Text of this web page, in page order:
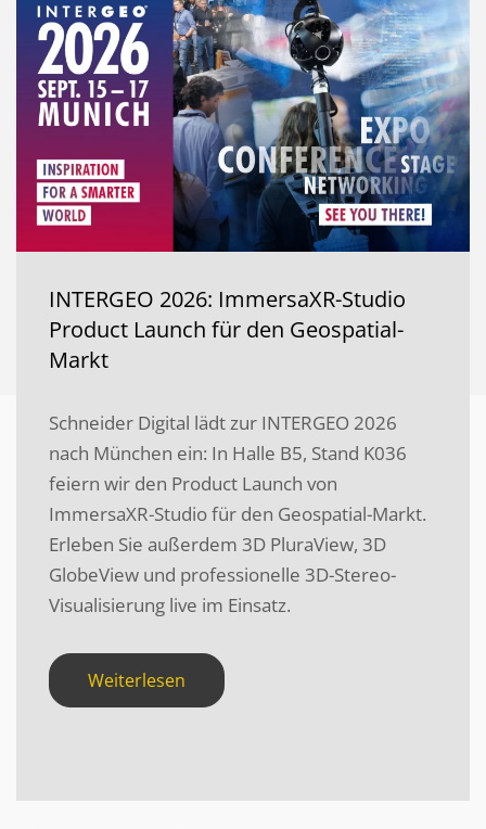
INTERGEO 2026: ImmersaXR-Studio
Product Launch für den Geospatial-
Markt
Schneider Digital lädt zur INTERGEO 2026
nach München ein: In Halle B5, Stand K036
feiern wir den Product Launch von
ImmersaXR-Studio für den Geospatial-Markt.
Erleben Sie außerdem 3D PluraView, 3D
GlobeView und professionelle 3D-Stereo-
Visualisierung live im Einsatz.
Weiterlesen